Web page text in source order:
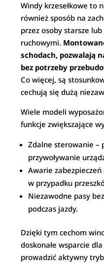
Windy krzesełkowe to
również sposób na
przez osoby starsze
ruchowymi.
schodach, pozwalają
bez potrzeby
Co więcej, są
cechują się dużą
Wiele modeli
funkcje zwiększające
Zdalne sterowanie –
przywoływanie
Awarie
w przypadku
Niezawodne pasy
podczas jazdy.
Dzięki tym cechom
doskonałe wsparcie
prowadzić aktywny